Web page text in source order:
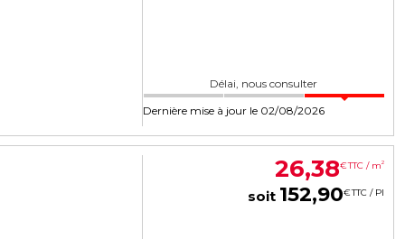
Délai, nous consulter
Dernière mise à jour le 02/08/2026
26,38€TTC / m2
soit 152,90€TTC / PI